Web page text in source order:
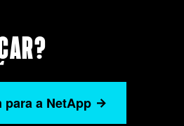
para a NetApp